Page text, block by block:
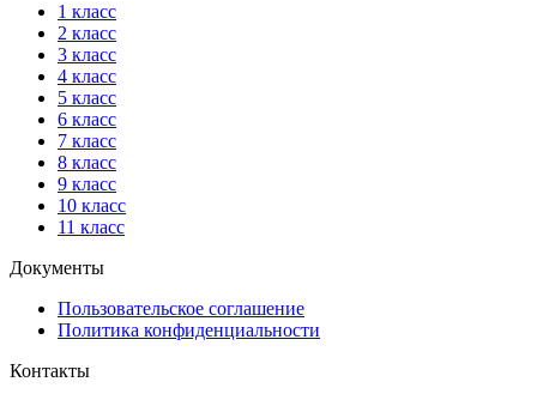
1 класс
2 класс
3 класс
4 класс
5 класс
6 класс
7 класс
8 класс
9 класс
10 класс
11 класс
Документы
Пользовательское соглашение
Политика конфиденциальности
Контакты